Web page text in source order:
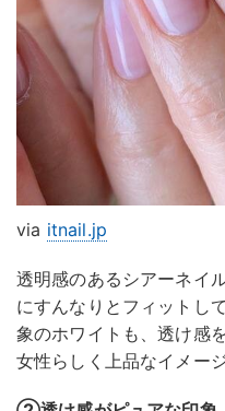
via itnail.jp
透明感のあるシアーネイ
にすんなりとフィットし
象のホワイトも、透け感
女性らしく上品なイメー